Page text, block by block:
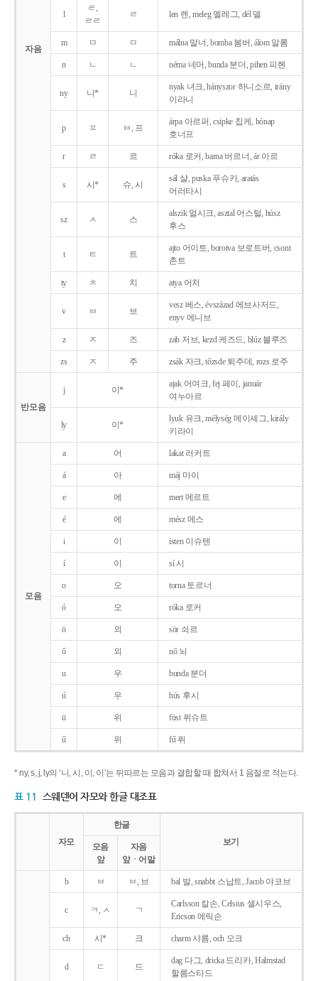
자음
l
ㄹ,
ㄹㄹ
ㄹ len 렌, meleg 멜레그, dél 델
m ㅁ ㅁ málna 말너, bomba 봄버, álom 알롬
n ㄴ ㄴ néma 네머, bunda 분더, pihen 피헨
ny 니* 니
nyak 녀크, hányszor 하니소르, irány
이라니
p ㅍ ㅂ, 프
árpa 아르퍼, csipke 칩케, hónap
호너프
r ㄹ 르 róka 로커, barna 버르너, ár 아르
s 시* 슈, 시
sál 샬, puska 푸슈카, aratás
어러타시
sz ㅅ 스
alszik 얼시크, asztal 어스털, húsz
후스
t ㅌ 트
ajto 어이토, borotva 보로트버, csont
촌트
ty ㅊ 치 atya 어처
v ㅂ 브
vesz 베스, évszázad 에브사저드,
enyv 에니브
z ㅈ 즈 zab 저브, kezd 케즈드, blúz 블루즈
zs ㅈ 주 zsák 자크, tőzsde 퇴주데, rozs 로주
반모음
j 이*
ajak 어여크, fej 페이, január
여누아르
ly 이*
lyuk 유크, mélység 메이셰그, király
키라이
모음
a 어 lakat 러커트
á 아 máj 마이
e 에 mert 메르트
é 에 mész 메스
i 이 isten 이슈텐
í 이 sí 시
o 오 torna 토르너
ó 오 róka 로커
ö 외 sör 쇠르
ő 외 nő 뇌
u 우 bunda 분더
ú 우 hús 후시
ü 위 füst 퓌슈트
ű 위 fű 퓌
* ny, s, j, ly의 ‘니, 시, 이, 이’는 뒤따르는 모음과 결합할 때 합쳐서 1 음절로 적는다.
표 11 스웨덴어 자모와 한글 대조표
자모
한글
보기
모음
앞
자음
앞ㆍ어말
b ㅂ ㅂ, 브 bal 발, snabbt 스납트, Jacob 야코브
c ㅋ, ㅅ ㄱ
Carlsson 칼손, Celsius 셀시우스,
Ericson 에릭손
ch 시* 크 charm 샤름, och 오크
d ㄷ 드
dag 다그, dricka 드리카, Halmstad
할름스타드